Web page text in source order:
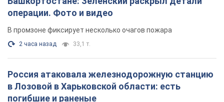
операции. Фото и видео
В промзоне фиксирует несколько очагов пожара
2 часа назад 33,1 т.
Россия атаковала железнодорожную станцию
в Лозовой в Харьковской области: есть
погибшие и раненые